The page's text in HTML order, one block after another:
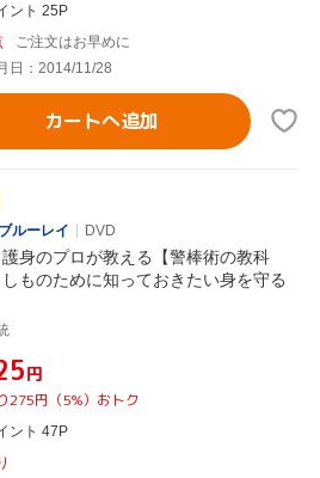
ント 25P
ご注文はお早めに
日：2014/11/28
カートへ追加
ルーレイ
DVD
身のプロが教える【警棒術の教科
ものために知っておきたい身を守る
円
275円（5%）おトク
ント 47P